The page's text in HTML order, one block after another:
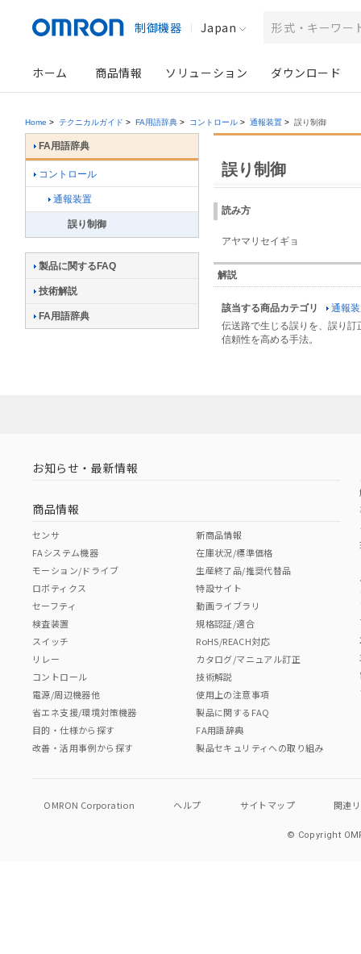
制御機器 Japan
ホーム 商品情報 ソリューション ダウンロード
Home > テクニカルガイド > FA用語辞典 > コントロール > 通報装置 > 誤り制御
誤り制御
読み方
アヤマリセイギョ
解説
該当する商品カテゴリ
通報
伝送路で生じる誤りを、誤り
信頼性を高める手法。
FA用語辞典
コントロール
通報装置
誤り制御
製品に関するFAQ
技術解説
FA用語辞典
お知らせ・最新情報
商品情報
センサ
FAシステム機器
モーション/ドライブ
ロボティクス
セーフティ
検査装置
スイッチ
リレー
コントロール
電源/周辺機器他
省エネ支援/環境対策機器
目的・仕様から探す
改善・活用事例から探す
新商品情報
在庫状況/標準価格
生産終了品/推奨代替品
特設サイト
動画ライブラリ
規格認証/適合
RoHS/REACH対応
カタログ/マニュアル訂正
技術解説
使用上の注意事項
製品に関するFAQ
FA用語辞典
製品セキュリティへの取り組み
OMRON Corporation ヘルプ サイトマップ 関連
© Copyright